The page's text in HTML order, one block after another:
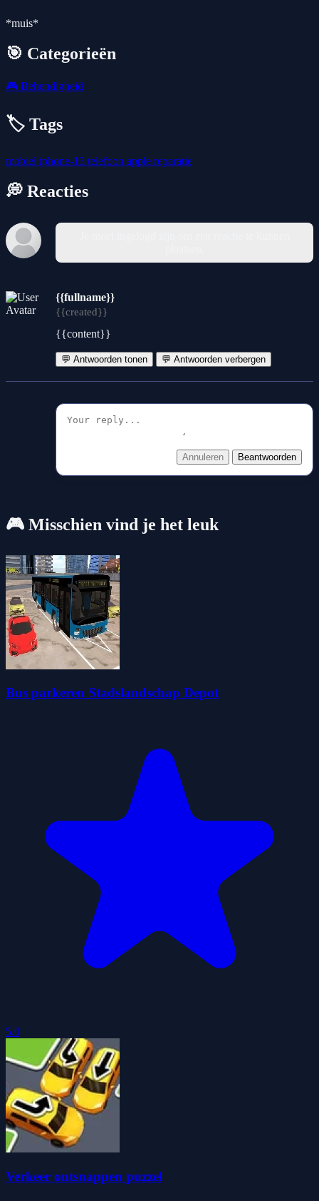
*muis*
🎯 Categorieën
🎮 Behendigheid
🏷️ Tags
mobiel iphone-13 telefoon apple reparatie
💭 Reacties
{{fullname}}
{{created}}
{{content}}
💬 Antwoorden tonen 💬 Antwoorden verbergen
Annuleren Beantwoorden
🎮 Misschien vind je het leuk
Bus parkeren Stadslandschap Depot
5.0
Verkeer ontsnappen puzzel